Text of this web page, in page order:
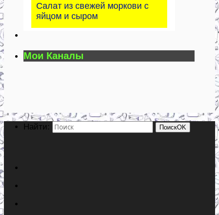
Салат из свежей моркови с
яйцом и сыром
Мои Каналы
Найти: ПоискOK